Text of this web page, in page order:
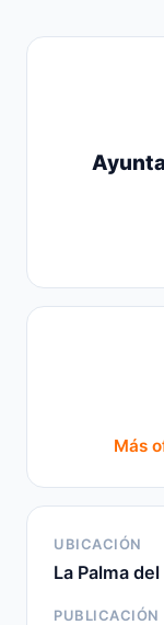
Más
UBICACIÓN
La Palma
PUBLICACIÓN